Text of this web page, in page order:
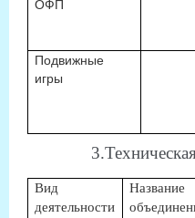
ОФП
Подвижные
игры
Вид
деятельности
Название